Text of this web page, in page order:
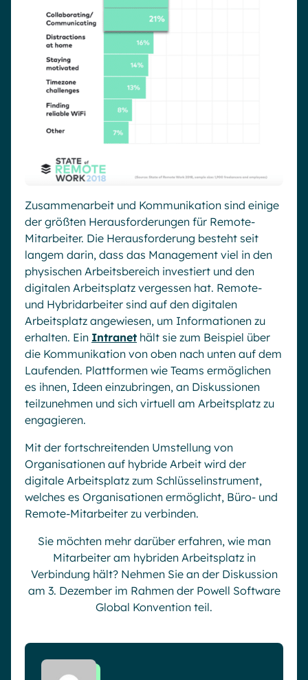
Zusammenarbeit und Kommunikation sind einige
der größten Herausforderungen für Remote-
Mitarbeiter. Die Herausforderung besteht seit
langem darin, dass das Management viel in den
physischen Arbeitsbereich investiert und den
digitalen Arbeitsplatz vergessen hat. Remote-
und Hybridarbeiter sind auf den digitalen
Arbeitsplatz angewiesen, um Informationen zu
erhalten. Ein Intranet hält sie zum Beispiel über
die Kommunikation von oben nach unten auf dem
Laufenden. Plattformen wie Teams ermöglichen
es ihnen, Ideen einzubringen, an Diskussionen
teilzunehmen und sich virtuell am Arbeitsplatz zu
engagieren.
Mit der fortschreitenden Umstellung von
Organisationen auf hybride Arbeit wird der
digitale Arbeitsplatz zum Schlüsselinstrument,
welches es Organisationen ermöglicht, Büro- und
Remote-Mitarbeiter zu verbinden.
Sie möchten mehr darüber erfahren, wie man
Mitarbeiter am hybriden Arbeitsplatz in
Verbindung hält? Nehmen Sie an der Diskussion
am 3. Dezember im Rahmen der Powell Software
Global Konvention teil.